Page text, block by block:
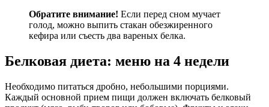
Обратите внимание! Если перед сном мучает
голод, можно выпить стакан обезжиренного
кефира или съесть два вареных белка.
Белковая диета: меню на 4 недели
Необходимо питаться дробно, небольшими порциями.
Каждый основной прием пищи должен включать белковый